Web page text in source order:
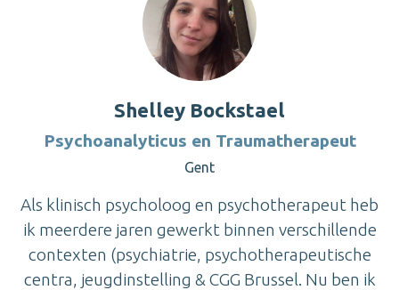
Shelley Bockstael
Psychoanalyticus en Traumatherapeut
Gent
Als klinisch psycholoog en psychotherapeut heb
ik meerdere jaren gewerkt binnen verschillende
contexten (psychiatrie, psychotherapeutische
centra, jeugdinstelling & CGG Brussel. Nu ben ik